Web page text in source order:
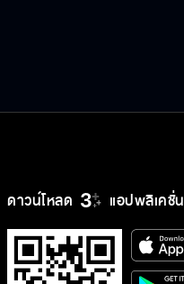
ดาวน์โหลด แอปพลิเคชั่น